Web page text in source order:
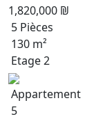
1,820,000 ₪
5 Pièces
130 m²
Etage 2
Appartement
5